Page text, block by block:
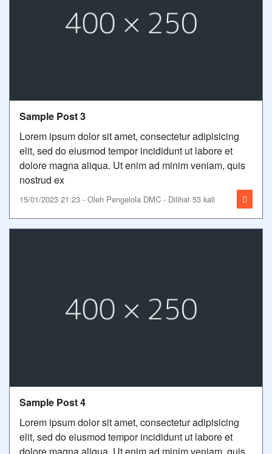
Sample Post 3
Lorem ipsum dolor sit amet, consectetur adipisicing
elit, sed do eiusmod tempor incididunt ut labore et
dolore magna aliqua. Ut enim ad minim veniam, quis
nostrud ex
15/01/2023 21:23 - Oleh Pengelola DMC - Dilihat 53 kali
Sample Post 4
Lorem ipsum dolor sit amet, consectetur adipisicing
elit, sed do eiusmod tempor incididunt ut labore et